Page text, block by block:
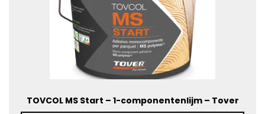
TOVCOL MS Start – 1-componentenlijm – Tover